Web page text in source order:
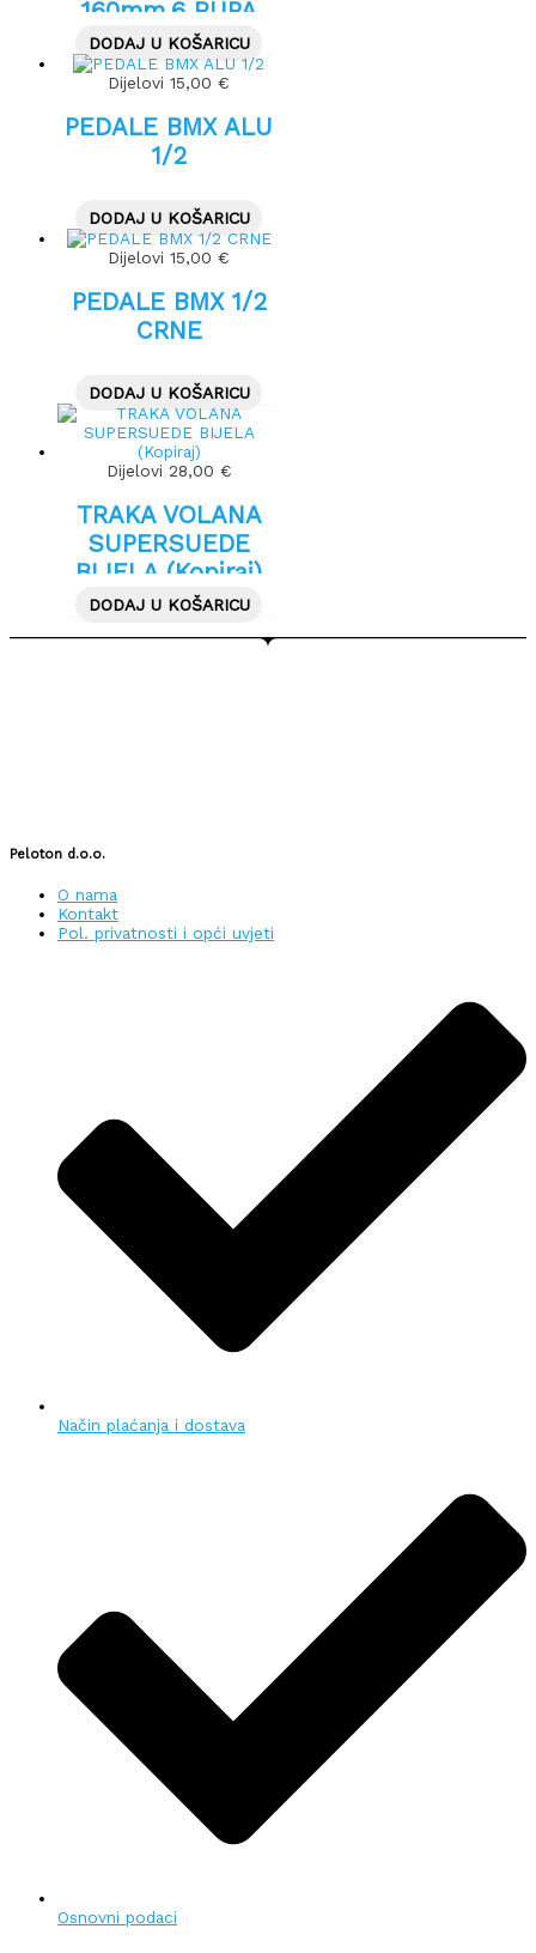
160mm,6 RUPA
DODAJ U KOŠARICU
Dijelovi 15,00 €
PEDALE BMX ALU
1/2
DODAJ U KOŠARICU
Dijelovi 15,00 €
PEDALE BMX 1/2
CRNE
DODAJ U KOŠARICU
Dijelovi 28,00 €
TRAKA VOLANA
SUPERSUEDE
BIJELA (Kopiraj)
DODAJ U KOŠARICU
Peloton d.o.o.
O nama
Kontakt
Pol. privatnosti i opći uvjeti
Način plaćanja i dostava
Osnovni podaci